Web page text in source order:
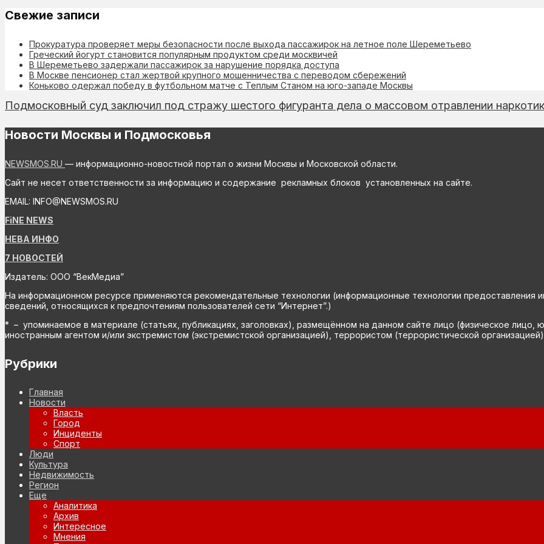
Свежие записи
Прокуратура проверяет меры безопасности после выхода пассажирок на летное поле Шереметьево
Греческий йогурт становится популярным продуктом среди москвичей
В Шереметьево задержали пассажирок за нарушение порядка доступа
В Москве пенсионер стал жертвой крупного мошенничества с переводом сбережений
Коньково одержал победу в футбольном матче с Теплым Станом на юго-западе Москвы
Подмосковный суд заключил под стражу шестого фигуранта дела о массовом отравлении
Новости Москвы и Подмосковья
NEWSMOS.RU — информационно-новостной портал о жизни Москвы и Московской области.
Сайт не несет ответственности за информацию и содержание рекламных блоков установленных на сайте.
EMAIL: INFO@NEWSMOS.RU
FiNE NEWS
НЕВА ИНФО
7 НОВОСТЕЙ
Издатель: ООО “ВекМедиа”
На информационном ресурсе применяются рекомендательные технологии (информационные технологии предоставления
сведений, относящихся к предпочтениям пользователей сети “Интернет”.)
* – упоминаемое в материале (статьях, публикациях, заголовках), размещённом на данном сайте лицо (физическое лицо,
иностранным агентом и/или экстремистом (экстремистской организацией), террористом (террористической
Рубрики
Главная
Новости
Власть
Город
Инциденты
Спорт
Люди
Культура
Недвижимость
Регион
Еще
Аналитика
Архив
Интересное
Мнения